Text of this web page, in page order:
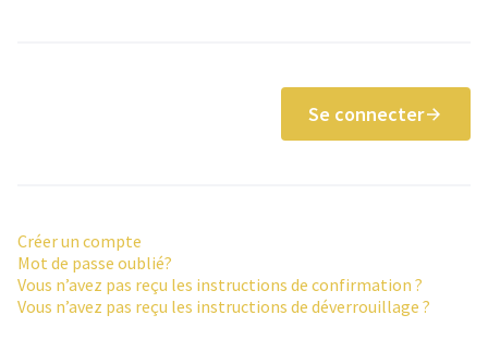
Se connecter
Créer un compte
Mot de passe oublié?
Vous n’avez pas reçu les instructions de confirmation ?
Vous n’avez pas reçu les instructions de déverrouillage ?